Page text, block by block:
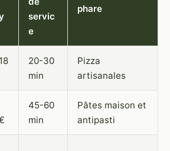
servic
e
phare
20-30
min
Pizza
artisanales
45-60
min
Pâtes maison et
antipasti